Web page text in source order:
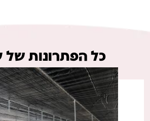
כל הפתרונות של